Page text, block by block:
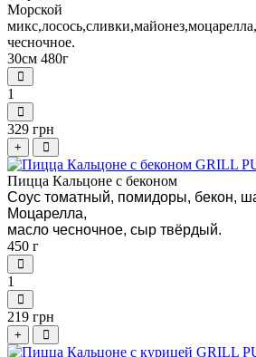
Морской
чесночное.
30см 480г
1
329 грн
+
Пицца Кальцоне с беконом
Соус томатный, помидоры, бекон,
Моцарелла,
масло чесночное, сыр твёрдый.
450 г
1
219 грн
+